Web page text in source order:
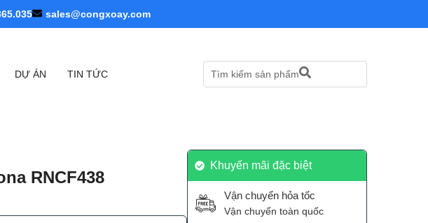
sales@congxoay.com
DỰ ÁN TIN TỨC Tìm kiếm sản phẩm
RNCF438
Khuyến mãi đặc biệt
Vận chuyển hỏa tốc
Vận chuyển toàn quốc